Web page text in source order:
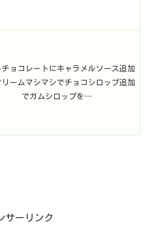
チョコレートにキャラメルソース追加
リームマシマシでチョコシロップ追加
でガムシロップを…
サーリンク